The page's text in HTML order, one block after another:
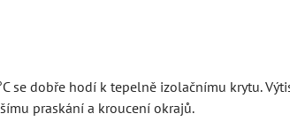
se dobře hodí k tepelně izolačnímu krytu.
praskání a kroucení okrajů.